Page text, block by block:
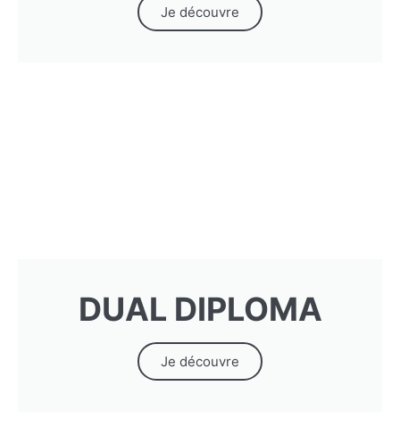
Je découvre
DUAL DIPLOMA
Je découvre